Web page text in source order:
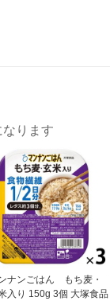
ります
ナンごはん もち麦・
入り 150g 3個 大塚食品